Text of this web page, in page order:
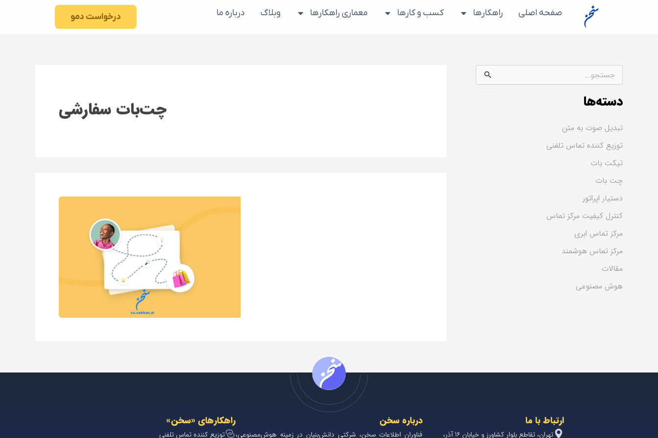
صفحه اصلی راهکارها کسب و کارها معماری راهکارها وبلاگ درباره ما درخواست دمو
س
ج
ب
ر
ا
ی
:
دسته‌ها
تبدیل صوت به متن
توزیع کننده تماس تلفنی
تیکت بات
چت بات
دستیار اپراتور
کنترل کیفیت مرکز تماس
مرکز تماس ابری
مرکز تماس هوشمند
مقالات
هوش مصنوعی
چت‌بات سفارشی
ارتباط با ما
تهران، تقاطع بلوار کشاورز و خیابان 1۶ آذر،
درباره سخن
فناوران اطلاعات سخن، شرکتی دانش‌بنیان در زمینه هوش‌مصنوعی،
راهکارهای «سخن»
توزیع کننده تماس تلفنی